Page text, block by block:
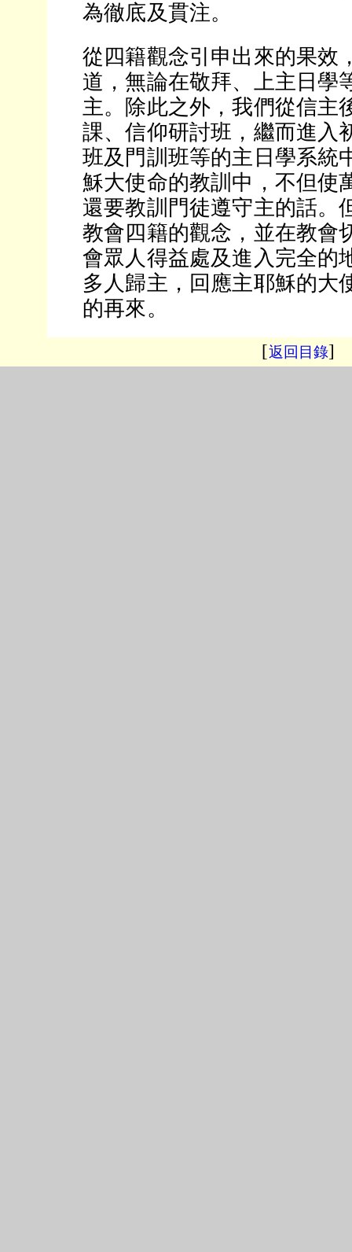
為徹底及貫注。
從四籍觀念引申出來的果效
道，無論在敬拜、上主日學
主。除此之外，我們從信主
課、信仰研討班，繼而進入
班及門訓班等的主日學系統
穌大使命的教訓中，不但使
還要教訓門徒遵守主的話。
教會四籍的觀念，並在教會
會眾人得益處及進入完全的
多人歸主，回應主耶穌的大
的再來。
[返回目錄]